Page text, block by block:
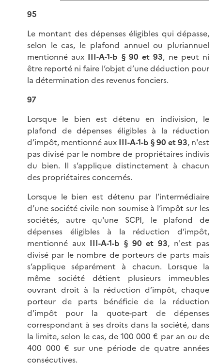
95
Le montant des dépenses éligibles qui dépasse,
selon le cas, le plafond annuel ou pluriannuel
mentionné aux III-A-1-b § 90 et 93, ne peut ni
être reporté ni faire l’objet d’une déduction pour
la détermination des revenus fonciers.
97
Lorsque le bien est détenu en indivision, le
plafond de dépenses éligibles à la réduction
d’impôt, mentionné aux III-A-1-b § 90 et 93, n'est
pas divisé par le nombre de propriétaires indivis
du bien. Il s’applique distinctement à chacun
des propriétaires concernés.
Lorsque le bien est détenu par l’intermédiaire
d’une société civile non soumise à l’impôt sur les
sociétés, autre qu'une SCPI, le plafond de
dépenses éligibles à la réduction d’impôt,
mentionné aux III-A-1-b § 90 et 93, n'est pas
divisé par le nombre de porteurs de parts mais
s’applique séparément à chacun. Lorsque la
même société détient plusieurs immeubles
ouvrant droit à la réduction d’impôt, chaque
porteur de parts bénéficie de la réduction
d’impôt pour la quote-part de dépenses
correspondant à ses droits dans la société, dans
la limite, selon le cas, de 100 000 € par an ou de
400 000 € sur une période de quatre années
consécutives.